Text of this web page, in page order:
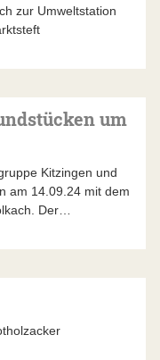
zur Umweltstation
um
Kitzingen und
am 14.09.24 mit dem
Der…